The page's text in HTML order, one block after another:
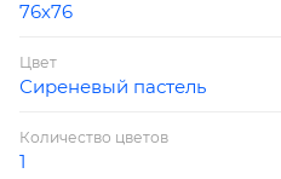
76х76
Цвет
Сиреневый пастель
Количество цветов
1